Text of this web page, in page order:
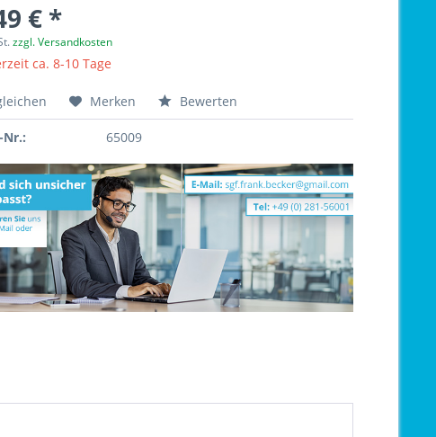
€ *
zzgl. Versandkosten
ca. 8-10 Tage
Merken Bewerten
65009